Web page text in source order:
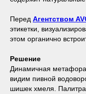
Перед Агентством
этикетки,
этом органично
Решение
Динамичная
видим пивной
шишек хмеля.